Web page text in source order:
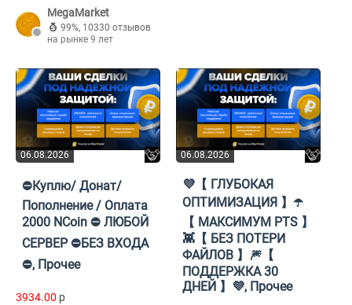
MegaMarket
99%, 10330 отзывов
на рынке 9 лет
06.08.2026
⛔Куплю/ Донат/
Пополнение / Оплата
2000 NCoin ⛔ ЛЮБОЙ
СЕРВЕР ⛔БЕЗ ВХОДА
⛔, Прочее
3934.00 p
06.08.2026
💜【 ГЛУБОКАЯ
ОПТИМИЗАЦИЯ 】☂️
【 МАКСИМУМ PTS 】
👾【 БЕЗ ПОТЕРИ
ФАЙЛОВ 】🎆【
ПОДДЕРЖКА 30
ДНЕЙ 】💜, Прочее